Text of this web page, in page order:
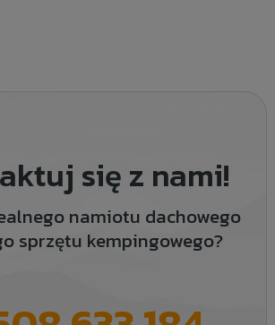
się z nami!
namiotu dachowego
sprzętu kempingowego?